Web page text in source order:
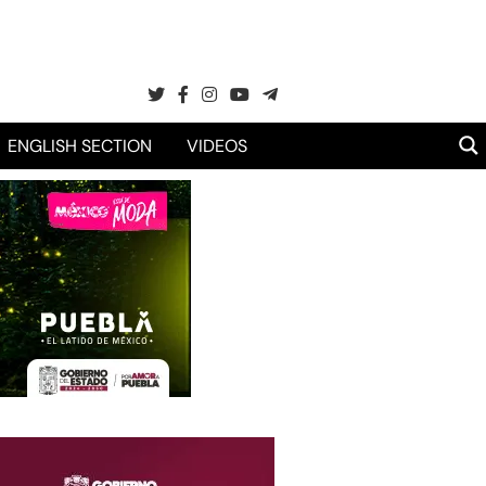
ENGLISH SECTION VIDEOS